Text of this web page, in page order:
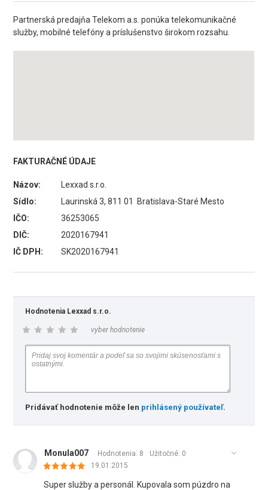
Partnerská predajňa Telekom a.s. ponúka telekomunikačné
služby, mobilné telefóny a príslušenstvo širokom rozsahu.
FAKTURAČNÉ ÚDAJE
Názov:
Lexxad s.r.o.
Sídlo:
Laurinská 3, 811 01 Bratislava-Staré Mesto
IČO:
36253065
DIČ:
2020167941
IČ DPH:
SK2020167941
Hodnotenia Lexxad s.r.o.
vyber hodnotenie
Pridávať hodnotenie môže len prihlásený používateľ.
Monula007 Hodnotenia: 8 Užitočné: 0
19.01.2015
Super služby a personál. Kupovala som púzdro na